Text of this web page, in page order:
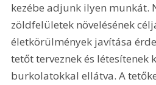
kezébe adjunk ilyen munkát.
zöldfelületek növelésének
életkörülmények javítása
tetőt terveznek és létesítenek
burkolatokkal ellátva. A